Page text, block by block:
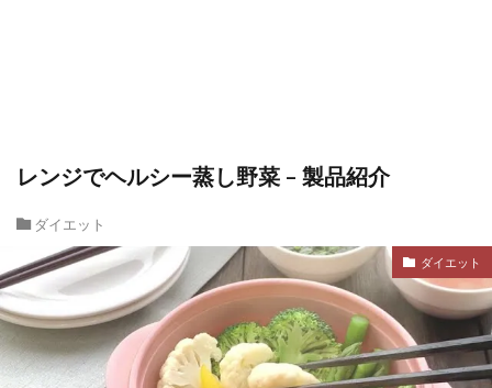
レンジでヘルシー蒸し野菜 – 製品紹介
ダイエット
ダイエット